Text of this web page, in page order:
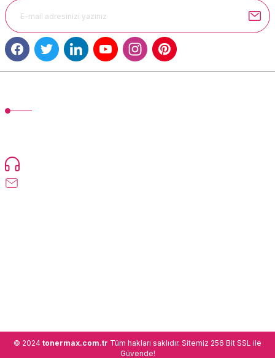
© 2024 tonermax.com.tr Tüm hakları saklıdır. Sitemiz 256 Bit SSL ile
Güvende!